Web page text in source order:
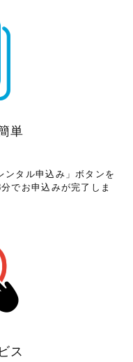
単
ンタル申込み」ボタンを
でお申込みが完了しま
ス